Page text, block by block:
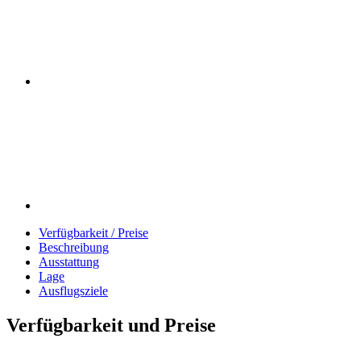
Verfügbarkeit / Preise
Beschreibung
Ausstattung
Lage
Ausflugsziele
Verfügbarkeit und Preise